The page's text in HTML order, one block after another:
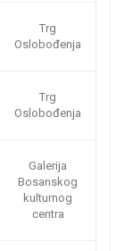
Trg
Oslobođenja
Trg
Oslobođenja
Galerija
Bosanskog
kulturnog
centra